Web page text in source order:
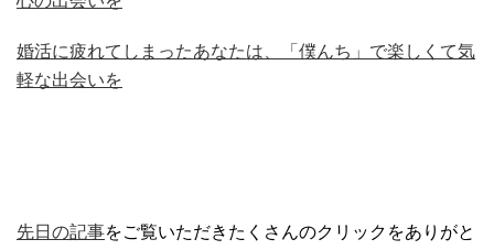
婚活に疲れてしまったあなたは、「僕んち」で楽しくて気
軽な出会いを
先日の記事をご覧いただきたくさんのクリックをありがと